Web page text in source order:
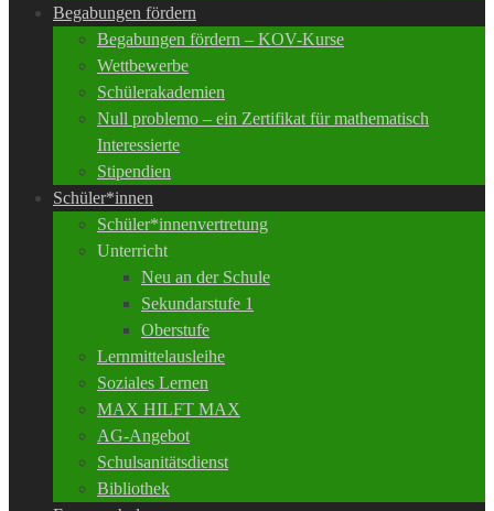
Begabungen fördern
Begabungen fördern – KOV-Kurse
Wettbewerbe
Schülerakademien
Null problemo – ein Zertifikat für mathematisch
Interessierte
Stipendien
Schüler*innen
Schüler*innenvertretung
Unterricht
Neu an der Schule
Sekundarstufe 1
Oberstufe
Lernmittelausleihe
Soziales Lernen
MAX HILFT MAX
AG-Angebot
Schulsanitätsdienst
Bibliothek